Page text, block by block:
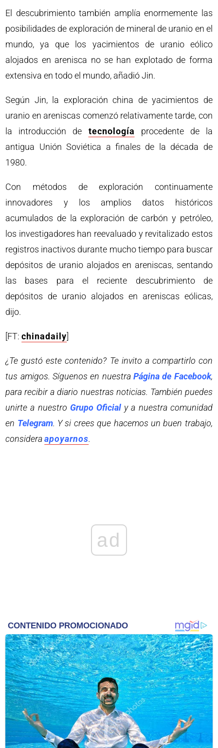
El descubrimiento también amplía enormemente las
posibilidades de exploración de mineral de uranio en el
mundo, ya que los yacimientos de uranio eólico
alojados en arenisca no se han explotado de forma
extensiva en todo el mundo, añadió Jin.
Según Jin, la exploración china de yacimientos de
uranio en areniscas comenzó relativamente tarde, con
la introducción de tecnología procedente de la
antigua Unión Soviética a finales de la década de
1980.
Con métodos de exploración continuamente
innovadores y los amplios datos históricos
acumulados de la exploración de carbón y petróleo,
los investigadores han reevaluado y revitalizado estos
registros inactivos durante mucho tiempo para buscar
depósitos de uranio alojados en areniscas, sentando
las bases para el reciente descubrimiento de
depósitos de uranio alojados en areniscas eólicas,
dijo.
[FT:chinadaily
¿Te gustó este contenido? Te invito a compartirlo con
tus amigos. Síguenos en nuestraPágina de Facebook,
para recibir a diario nuestras noticias. También puedes
unirte a nuestro Grupo Oficial y a nuestra comunidad
en Telegram. Y si crees que hacemos un buen trabajo,
consideraapoyarnos.
ad